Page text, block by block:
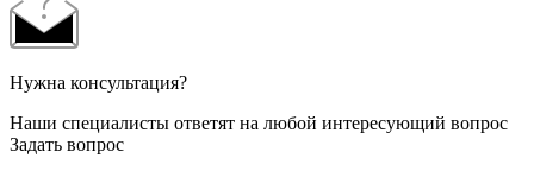
Нужна консультация?
Наши специалисты ответят на любой интересующий вопрос
Задать вопрос